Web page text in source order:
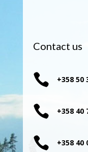
Contact us
 +358 50
 +358 40
 +358 40